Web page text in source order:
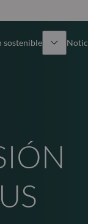
sostenible